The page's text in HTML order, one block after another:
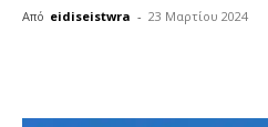
Από eidiseistwra - 23 Μαρτίου 2024